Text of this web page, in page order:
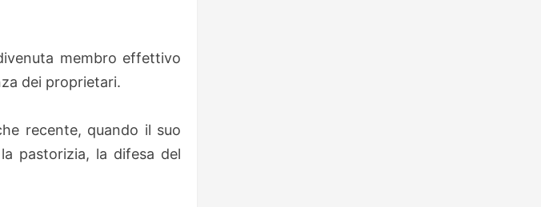
membro effettivo
dei proprietari.
recente, quando il suo
pastorizia, la difesa del